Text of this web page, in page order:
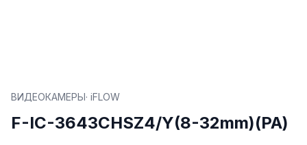
ВИДЕОКАМЕРЫ· iFLOW
F-IC-3643CHSZ4/Y(8-32mm)(PA)